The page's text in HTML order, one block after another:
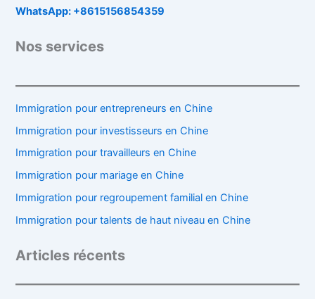
WhatsApp: +8615156854359
Nos services
Immigration pour entrepreneurs en Chine
Immigration pour investisseurs en Chine
Immigration pour travailleurs en Chine
Immigration pour mariage en Chine
Immigration pour regroupement familial en Chine
Immigration pour talents de haut niveau en Chine
Articles récents